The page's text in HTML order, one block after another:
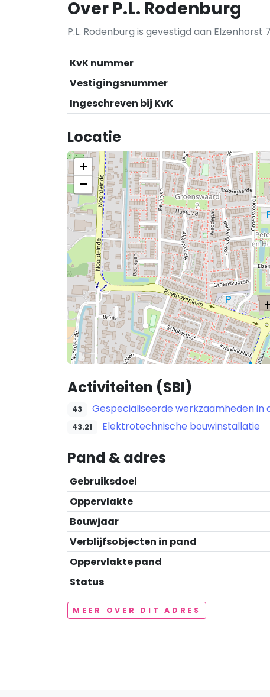
Over P.L. Rodenburg
P.L. Rodenburg is gevestigd aan Elzenhorst
KvK nummer
Vestigingsnummer
Ingeschreven bij KvK
Locatie
+
−
Activiteiten (SBI)
43 Gespecialiseerde werkzaamheden in
43.21 Elektrotechnische bouwinstallatie
Pand & adres
Gebruiksdoel
Oppervlakte
Bouwjaar
Verblijfsobjecten in pand
Oppervlakte pand
Status
MEER OVER DIT ADRES